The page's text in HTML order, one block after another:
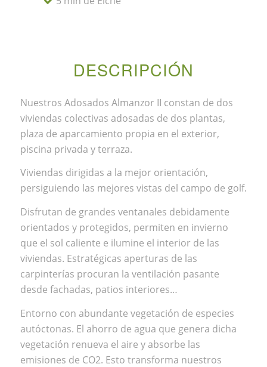
DESCRIPCIÓN
Nuestros Adosados Almanzor II constan de dos
viviendas colectivas adosadas de dos plantas,
plaza de aparcamiento propia en el exterior,
piscina privada y terraza.
Viviendas dirigidas a la mejor orientación,
persiguiendo las mejores vistas del campo de golf.
Disfrutan de grandes ventanales debidamente
orientados y protegidos, permiten en invierno
que el sol caliente e ilumine el interior de las
viviendas. Estratégicas aperturas de las
carpinterías procuran la ventilación pasante
desde fachadas, patios interiores…
Entorno con abundante vegetación de especies
autóctonas. El ahorro de agua que genera dicha
vegetación renueva el aire y absorbe las
emisiones de CO2. Esto transforma nuestros